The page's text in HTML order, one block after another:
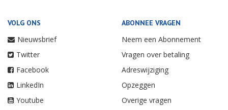
VOLG ONS
Nieuwsbrief
Twitter
Facebook
LinkedIn
Youtube
ABONNEE VRAGEN
Neem een Abonnement
Vragen over betaling
Adreswijziging
Opzeggen
Overige vragen